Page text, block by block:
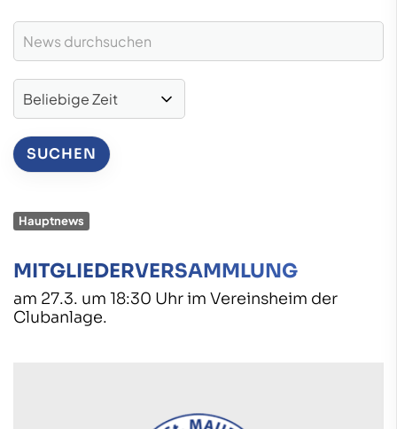
Hauptnews
MITGLIEDERVERSAMMLUNG
am 27.3. um 18:30 Uhr im Vereinsheim der
Clubanlage.